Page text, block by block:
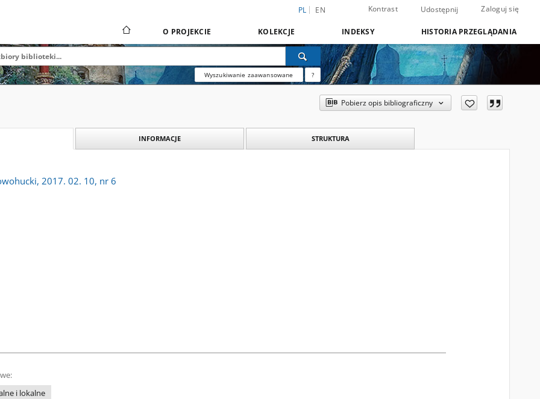
PL EN Kontrast Udostępnij Zaloguj się
O PROJEKCIE KOLEKCJE INDEKSY HISTORIA PRZEGLĄDANIA
Wyszukiwanie zaawansowane ?
Pobierz opis bibliograficzny
INFORMACJE STRUKTURA
2017. 02. 10, nr 6
i lokalne